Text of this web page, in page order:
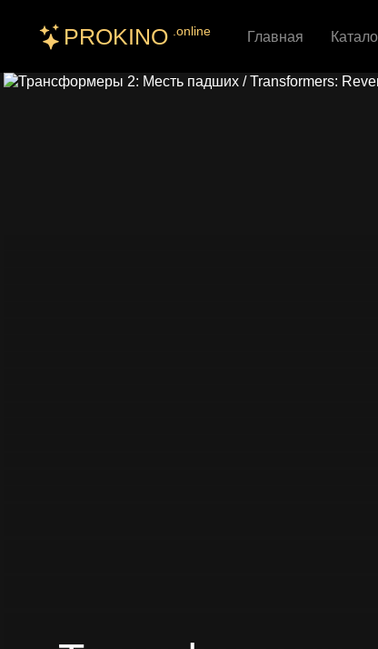
PROKINO .online Главная